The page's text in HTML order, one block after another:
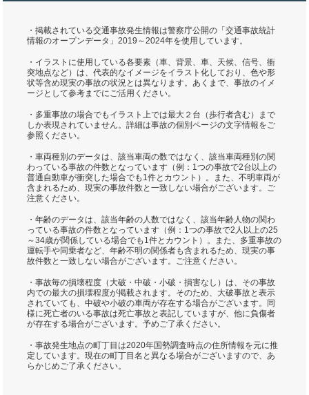
・掲載されている交通事故発生情報は警察庁公開の「交通事故統計
情報のオープンデータ」2019～2024年を使用しています。
・イラストに使用している各要素（車、背景、車、天候、信号、衝
突地点など）は、代表的なイメージをイラスト化しており、色や形
状等含め現実の事故の状況とは異なります。あくまで、事故のイメ
ージとして参考までにご活用ください。
・多重事故の場合でもイラスト上では最大２台（歩行者含む）まで
しか表現されていません。詳細は事故の個別ページの文字情報をご
参照ください。
・車両種別のデータは、該当車両の数ではなく、該当車両種別の関
わっている事故の件数となっています（例：1つの事故で2台以上の
普通自動車が衝突した場合でも1件とカウント）。また、不明車両が
含まれるため、現実の事故件数と一致しない場合がございます。ご
注意ください。
・年齢のデータは、該当年齢の人数ではなく、該当年齢人物の関わ
っている事故の件数となっています（例：1つの事故で2人以上の25
～34歳が関係している場合でも1件とカウント）。また、多重事故の
運転手や同乗者など、年齢不明の関係者も含まれるため、現実の事
故件数と一致しない場合がございます。ご注意ください。
・事故毎の損壊程度（大破・中破・小破・損害なし）は、その事故
内での最大の損壊程度が掲載されます。そのため、大破事故と表示
されていても、中破や小破の車両が存在する場合がございます。同
様に死亡者のいる事故は死亡事故と表記していますが、他に負傷者
が存在する場合がございます。予めご了承ください。
・事故発生地点の町丁目は2020年国勢調査時点の住所情報を元に推
定しています。現在の町丁目名と異なる場合がございますので、あ
らかじめご了承ください。